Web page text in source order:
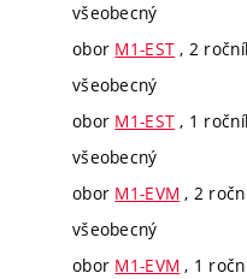
všeobecný
obor M1-EST , 2
všeobecný
obor M1-EST , 1
všeobecný
obor M1-EVM , 2
všeobecný
obor M1-EVM , 1